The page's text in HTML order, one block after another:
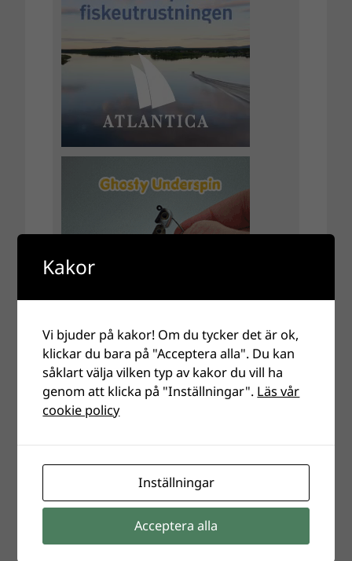
Kakor
Vi bjuder på kakor! Om du tycker det är ok,
klickar du bara på "Acceptera alla". Du kan
såklart välja vilken typ av kakor du vill ha
genom att klicka på "Inställningar". Läs vår
cookie policy
Inställningar
Acceptera alla